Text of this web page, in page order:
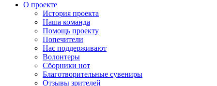
О проекте
История проекта
Наша команда
Помощь проекту
Попечители
Нас поддерживают
Волонтеры
Сборники нот
Благотворительные сувениры
Отзывы зрителей